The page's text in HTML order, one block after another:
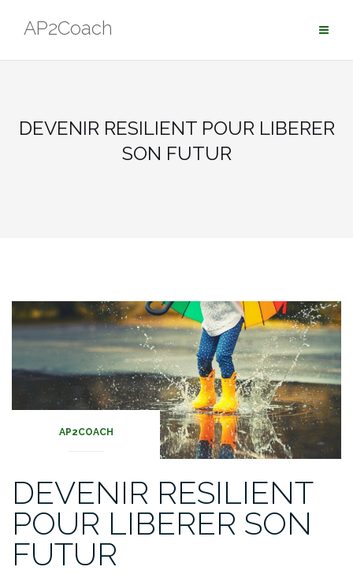
AP2Coach
DEVENIR RESILIENT POUR LIBERER
SON FUTUR
AP2COACH
DEVENIR RESILIENT
POUR LIBERER SON
FUTUR